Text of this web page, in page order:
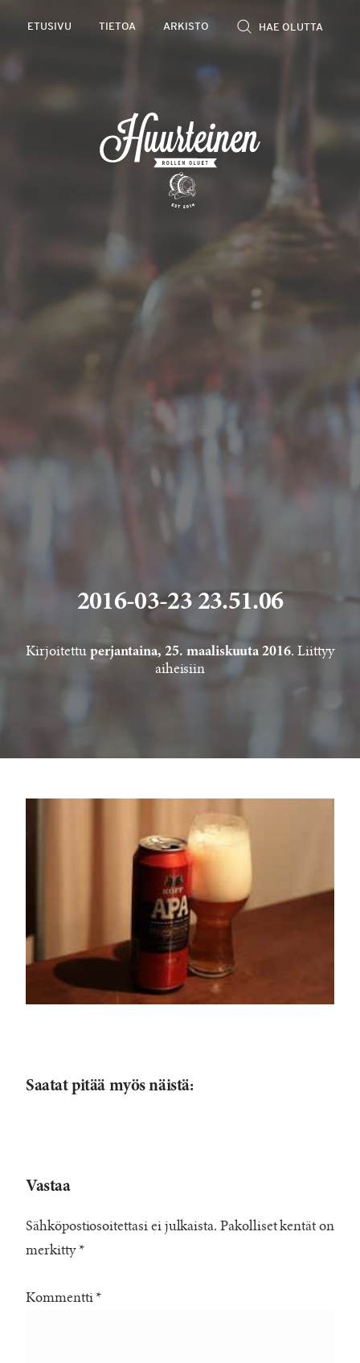
ETUSIVU TIETOA ARKISTO
2016-03-23 23.51.06
Kirjoitettu perjantaina, 25. maaliskuuta 2016. Liittyy
aiheisiin
Saatat pitää myös näistä:
Vastaa
Sähköpostiosoitettasi ei julkaista. Pakolliset kentät on
merkitty *
Kommentti *